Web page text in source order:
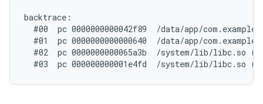
backtrace:
#00  pc 0000000000042f89  /data/app/
#01  pc 0000000000000640  /data/app/
#02  pc 0000000000065a3b  /system/lib/libc.so